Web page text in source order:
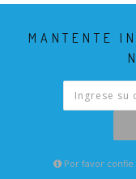
MANTENTE
Por favor confie